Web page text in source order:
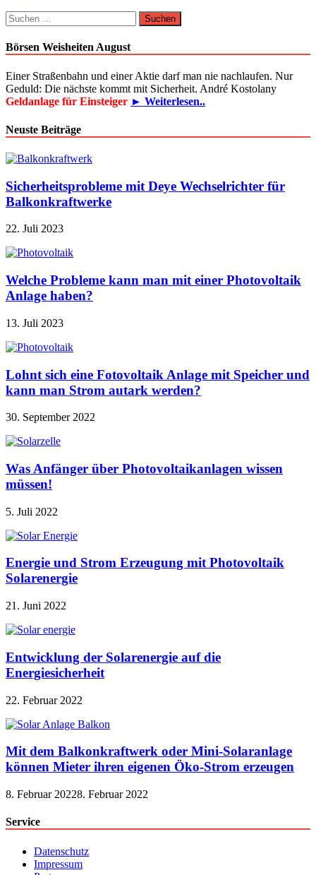
Suchen
nach:
Börsen Weisheiten August
Einer Straßenbahn und einer Aktie darf man nie nachlaufen. Nur
Geduld: Die nächste kommt mit Sicherheit. André Kostolany
Geldanlage für Einsteiger ► Weiterlesen..
Neuste Beiträge
Sicherheitsprobleme mit Deye Wechselrichter für
Balkonkraftwerke
22. Juli 2023
Welche Probleme kann man mit einer Photovoltaik
Anlage haben?
13. Juli 2023
Lohnt sich eine Fotovoltaik Anlage mit Speicher und
kann man Strom autark werden?
30. September 2022
Was Anfänger über Photovoltaikanlagen wissen
müssen!
5. Juli 2022
Energie und Strom Erzeugung mit Photovoltaik
Solarenergie
21. Juni 2022
Entwicklung der Solarenergie auf die
Energiesicherheit
22. Februar 2022
Mit dem Balkonkraftwerk oder Mini-Solaranlage
können Mieter ihren eigenen Öko-Strom erzeugen
8. Februar 20228. Februar 2022
Service
Datenschutz
Impressum